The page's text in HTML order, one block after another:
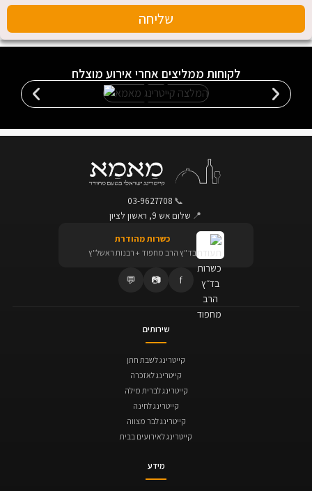
שליחה
לקוחות ממליצים אחרי אירוע מוצלח
📞
03-9627708
📍 שלום אש 9, ראשון לציון
כשרות מהודרת
בד"ץ הרב מחפוד + רבנות ראשל"ץ
f
📷
💬
שירותים
קייטרינג לשבת חתן
קייטרינג לאזכרה
קייטרינג לברית מילה
קייטרינג לחינה
קייטרינג לבר מצווה
קייטרינג לאירועים בבית
מידע